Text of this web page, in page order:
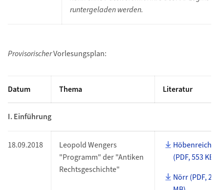
runtergeladen werden.
ProvisorischerVorlesungsplan:
Datum Thema Literatur
I. Einführung
18.09.2018
Leopold Wengers
"Programm" der "Antiken
Rechtsgeschichte"
Höbenreich
(PDF, 553 KB)
Nörr (PDF, 2